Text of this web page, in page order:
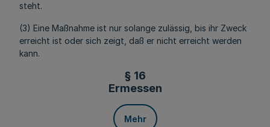
steht.
(3) Eine Maßnahme ist nur solange zulässig, bis ihr Zweck
erreicht ist oder sich zeigt, daß er nicht erreicht werden
kann.
§ 16
Ermessen
Mehr